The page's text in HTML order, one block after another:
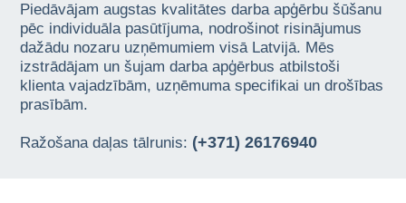
Piedāvājam augstas kvalitātes darba apģērbu šūšanu
pēc individuāla pasūtījuma, nodrošinot risinājumus
dažādu nozaru uzņēmumiem visā Latvijā. Mēs
izstrādājam un šujam darba apģērbus atbilstoši
klienta vajadzībām, uzņēmuma specifikai un drošības
prasībām.
Ražošana daļas tālrunis: (+371) 26176940